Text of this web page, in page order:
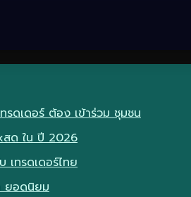
รดเดอร์ ต้อง เข้าร่วม ชุมชน
สด ใน ปี 2026
ทรดเดอร์ไทย
ยอดนิยม